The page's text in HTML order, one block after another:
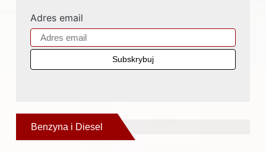
Adres email
Benzyna i Diesel